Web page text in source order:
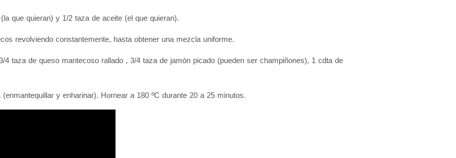
que quieran) y 1/2 taza de aceite (el que quieran).
revolviendo constantemente, hasta obtener una mezcla uniforme.
4 taza de queso mantecoso rallado , 3/4 taza de jamón picado (pueden ser champiñones), 1 cdta de
y enharinar). Hornear a 180 ºC durante 20 a 25 minutos.